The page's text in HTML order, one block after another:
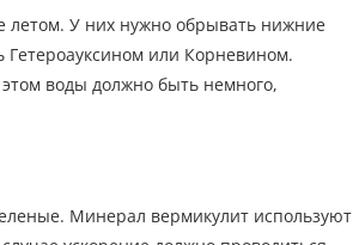
летом. У них нужно обрывать нижние
Гетероауксином или Корневином.
воды должно быть немного,
Минерал вермикулит используют